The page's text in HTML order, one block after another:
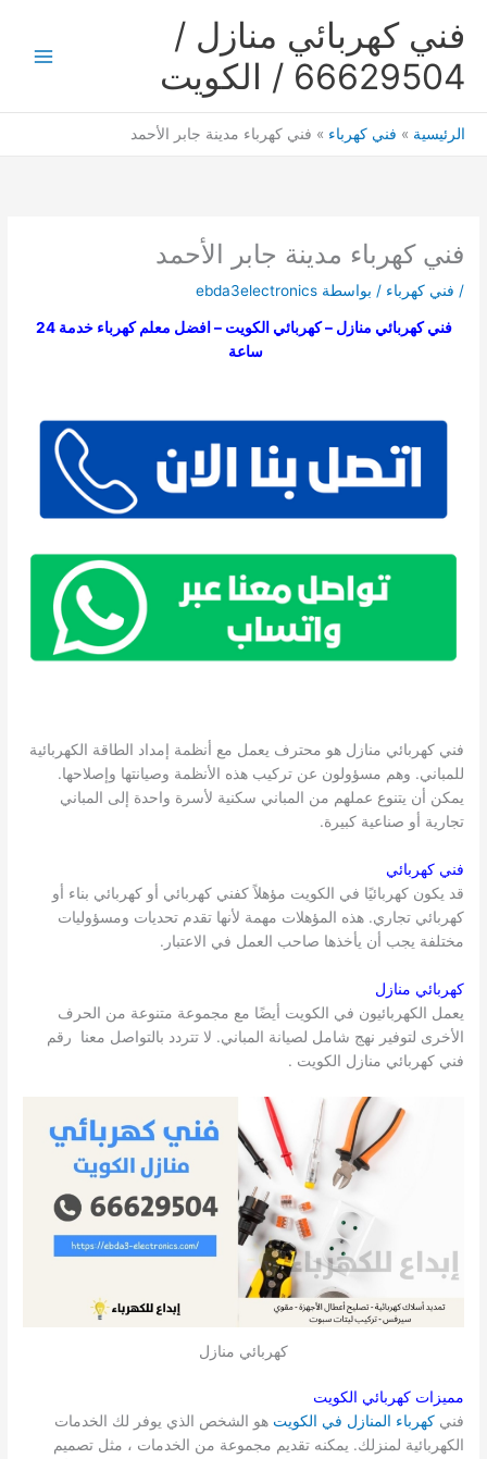
فني كهربائي منازل /
66629504 / الكويت
الرئيسية فني كهرباء فني كهرباء مدينة جابر الأحمد
فني كهرباء مدينة جابر الأحمد
/ فني كهرباء / بواسطة ebda3electronics
فني كهربائي منازل – كهربائي الكويت – افضل معلم كهرباء خدمة 24
ساعة
فني كهربائي منازل هو محترف يعمل مع أنظمة إمداد الطاقة الكهربائية
للمباني. وهم مسؤولون عن تركيب هذه الأنظمة وصيانتها وإصلاحها.
يمكن أن يتنوع عملهم من المباني سكنية لأسرة واحدة إلى المباني
تجارية أو صناعية كبيرة.
فني كهربائي
قد يكون كهربائيًا في الكويت مؤهلاً كفني كهربائي أو كهربائي بناء أو
كهربائي تجاري. هذه المؤهلات مهمة لأنها تقدم تحديات ومسؤوليات
مختلفة يجب أن يأخذها صاحب العمل في الاعتبار.
كهربائي منازل
يعمل الكهربائيون في الكويت أيضًا مع مجموعة متنوعة من الحرف
الأخرى لتوفير نهج شامل لصيانة المباني. لا تتردد بالتواصل معنا رقم
فني كهربائي منازل الكويت .
كهربائي منازل
مميزات كهربائي الكويت
فني كهرباء المنازل في الكويت هو الشخص الذي يوفر لك الخدمات
الكهربائية لمنزلك. يمكنه تقديم مجموعة من الخدمات ، مثل تصميم